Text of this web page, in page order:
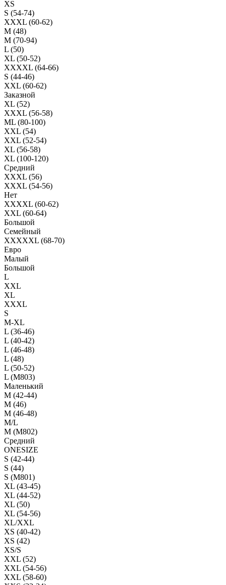
XS
S (54-74)
XXXL (60-62)
M (48)
M (70-94)
L (50)
XL (50-52)
XXXXL (64-66)
S (44-46)
XXL (60-62)
Заказной
XL (52)
XXXL (56-58)
ML (80-100)
XXL (54)
XXL (52-54)
XL (56-58)
XL (100-120)
Средний
XXXL (56)
XXXL (54-56)
Нет
XXXXL (60-62)
XXL (60-64)
Большой
Семейный
XXXXXL (68-70)
Евро
Малый
Большой
L
XXL
XL
XXXL
S
M-XL
L (36-46)
L (40-42)
L (46-48)
L (48)
L (50-52)
L (M803)
Маленький
М (42-44)
M (46)
M (46-48)
M/L
M (M802)
Средний
ONESIZE
S (42-44)
S (44)
S (M801)
XL (43-45)
XL (44-52)
XL (50)
XL (54-56)
XL/XXL
XS (40-42)
XS (42)
XS/S
XXL (52)
XXL (54-56)
XXL (58-60)